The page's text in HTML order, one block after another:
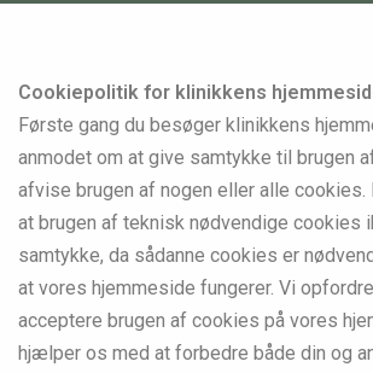
Cookiepolitik for klinikkens
Første gang du besøger klinikkens
anmodet om at give samtykke til brugen
afvise brugen af nogen eller alle
at brugen af teknisk nødvendige cookies
samtykke, da sådanne cookies er
at vores hjemmeside fungerer. Vi
acceptere brugen af cookies på vores
hjælper os med at forbedre både din og